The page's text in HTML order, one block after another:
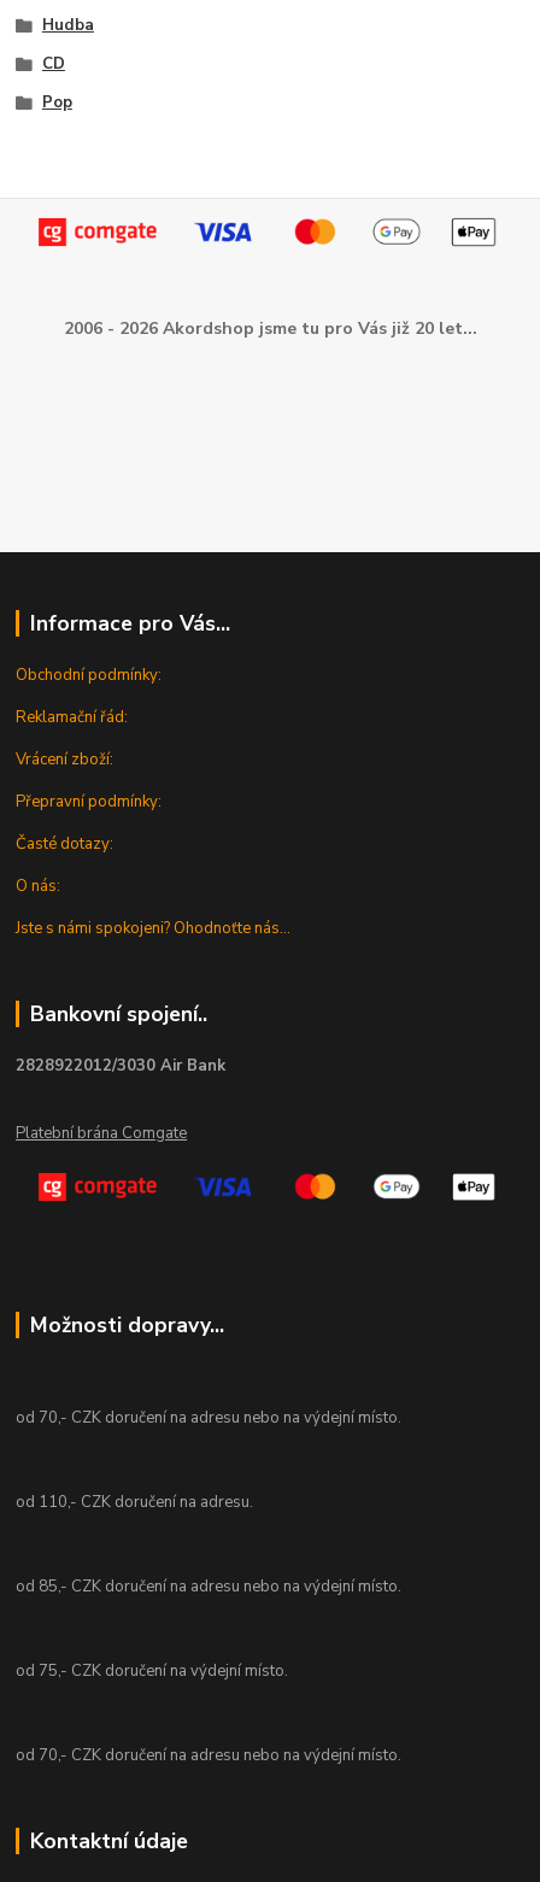
Hudba
CD
Pop
2006 - 2026 Akordshop jsme tu pro Vás již 20 let...
Informace pro Vás...
Obchodní podmínky:
Reklamační řád:
Vrácení zboží:
Přepravní podmínky:
Časté dotazy:
O nás:
Jste s námi spokojeni? Ohodnoťte nás...
Bankovní spojení..
2828922012/3030 Air Bank
Platební brána Comgate
Možnosti dopravy...
od 70,- CZK doručení na adresu nebo na výdejní místo.
od 110,- CZK doručení na adresu.
od 85,- CZK doručení na adresu nebo na výdejní místo.
od 75,- CZK doručení na výdejní místo.
od 70,- CZK doručení na adresu nebo na výdejní místo.
Kontaktní údaje